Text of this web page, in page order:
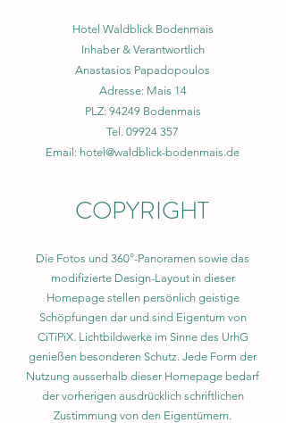
Hotel Waldblick Bodenmais
Inhaber & Verantwortlich
Anastasios Papadopoulos
Adresse: Mais 14
PLZ: 94249 Bodenmais
Tel. 09924 357
Email: hotel@waldblick-bodenmais.de
COPYRIGHT
Die Fotos und 360°-Panoramen sowie das
modifizierte Design-Layout in dieser
Homepage stellen persönlich geistige
Schöpfungen dar und sind Eigentum von
CiTiPiX. Lichtbildwerke im Sinne des UrhG
genießen besonderen Schutz. Jede Form der
Nutzung ausserhalb dieser Homepage bedarf
der vorherigen ausdrücklich schriftlichen
Zustimmung von den Eigentümern.